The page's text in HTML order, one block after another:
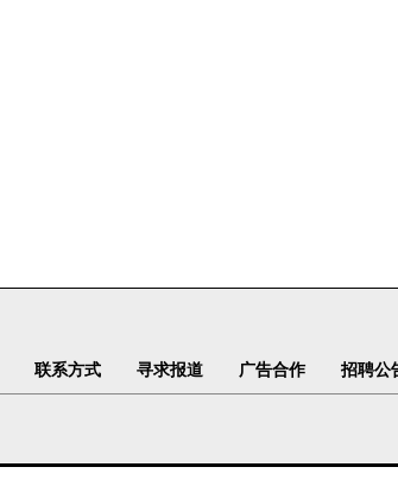
联系方式 寻求报道 广告合作 招聘公